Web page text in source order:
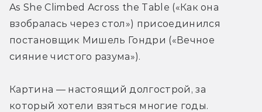
As She Climbed Across the Table («Как она
взобралась через стол») присоединился
постановщик Мишель Гондри («Вечное
сияние чистого разума»).
Картина — настоящий долгострой, за
который хотели взяться многие годы.